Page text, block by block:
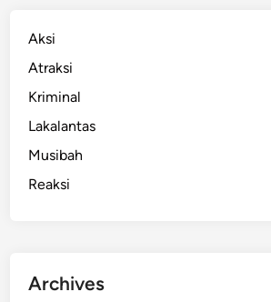
Aksi
Atraksi
Kriminal
Lakalantas
Musibah
Reaksi
Archives